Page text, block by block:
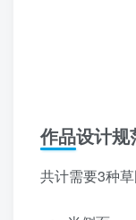
作品设计规
共计需要3种草